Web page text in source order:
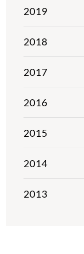
2019
2018
2017
2016
2015
2014
2013